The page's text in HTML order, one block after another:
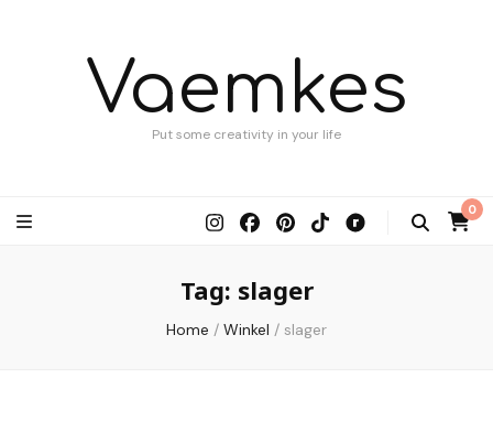
Vaemkes
Put some creativity in your life
0
Tag: slager
Home / Winkel / slager